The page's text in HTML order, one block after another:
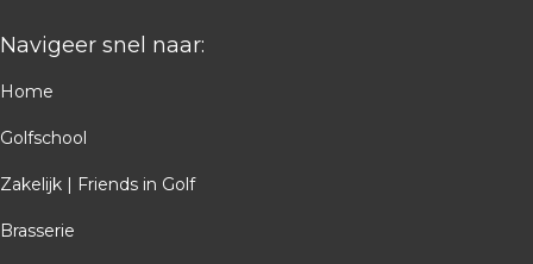
Navigeer snel naar:
Home
Golfschool
Zakelijk | Friends in Golf
Brasserie